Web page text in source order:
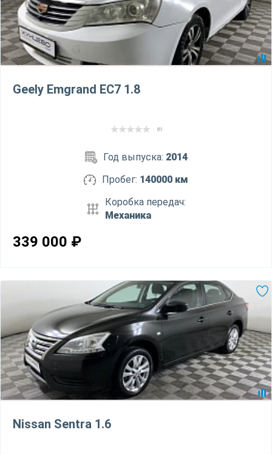
Geely Emgrand EC7 1.8
(0)
Год выпуска: 2014
Пробег: 140000 км
Коробка передач:
Механика
339 000 ₽
Nissan Sentra 1.6